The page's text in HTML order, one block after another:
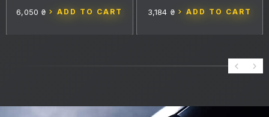
6,050 ₴ ADD TO CART 3,184 ₴ ADD TO CART